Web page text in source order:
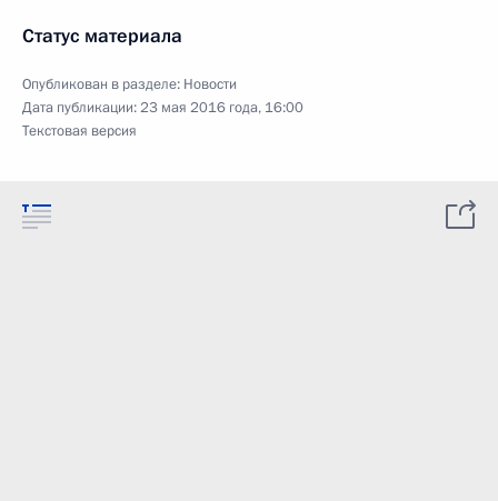
Статус материала
Опубликован в разделе: Новости
Дата публикации:23 мая 2016 года, 16:00
Текстовая версия